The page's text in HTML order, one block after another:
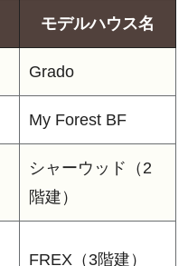
モデルハウス名
Grado
My Forest BF
シャーウッド（2
階建）
FREX（3階建）